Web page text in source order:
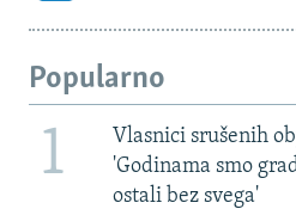
Popularno
1
Vlasnici srušenih
'Godinama smo
ostali bez svega'